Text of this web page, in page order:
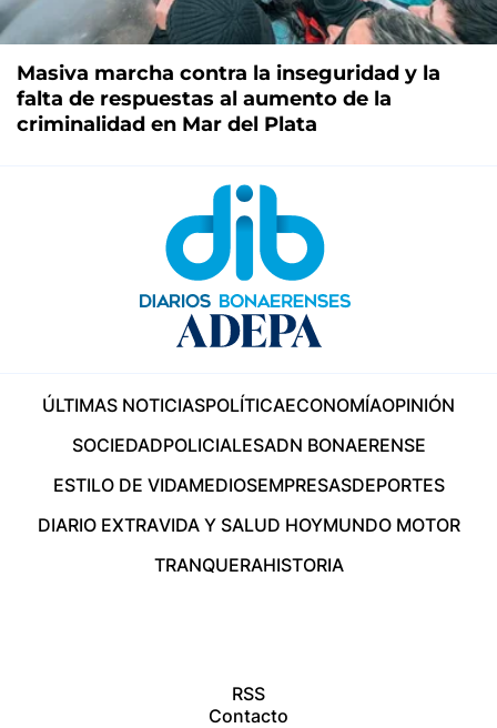
Masiva marcha contra la inseguridad y la
falta de respuestas al aumento de la
criminalidad en Mar del Plata
ÚLTIMAS NOTICIASPOLÍTICAECONOMÍAOPINIÓN
SOCIEDADPOLICIALESADN BONAERENSE
ESTILO DE VIDAMEDIOSEMPRESASDEPORTES
DIARIO EXTRAVIDA Y SALUD HOYMUNDO MOTOR
TRANQUERAHISTORIA
RSS
Contacto